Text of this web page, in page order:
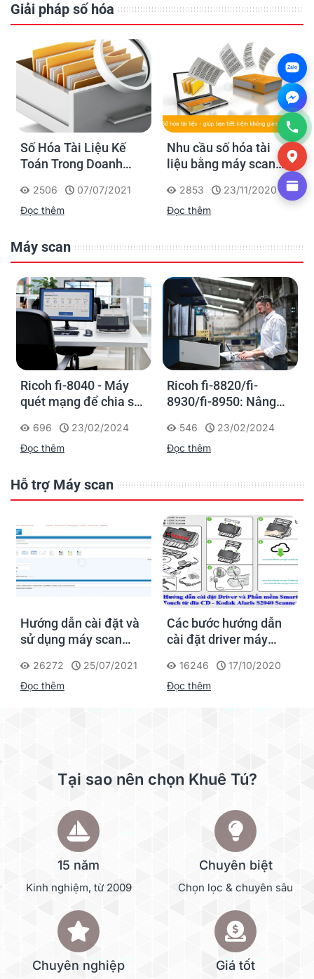
Giải pháp số hóa
Số Hóa Tài Liệu Kế
Toán Trong Doanh
2506
07/07/2021
Đọc thêm
Nhu cầu số hóa tài
liệu bằng máy scan
2853
23/11/2020
Đọc thêm
Máy scan
Ricoh fi-8040 - Máy
quét mạng để chia sẻ
696
23/02/2024
Đọc thêm
Ricoh fi-8820/fi-
8930/fi-8950: Nâng
với dòng máy quét
siêu nhanh để đảm
tập trung
546
23/02/2024
Đọc thêm
Hỗ trợ Máy scan
Hướng dẫn cài đặt và
sử dụng máy scan
26272
25/07/2021
Đọc thêm
Các bước hướng dẫn
cài đặt driver máy
Scanner
16246
17/10/2020
Đọc thêm
Tại sao nên chọn Khuê Tú?
15 năm
Kinh nghiệm, từ 2009
Chuyên biệt
Chọn lọc & chuyên sâu
Chuyên nghiệp Giá tốt
Zalo